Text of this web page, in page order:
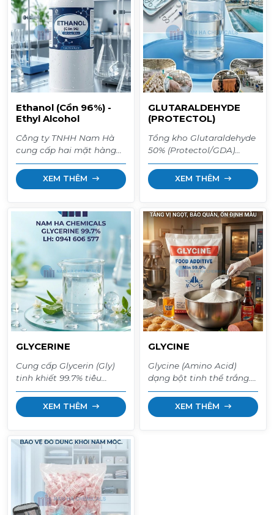
Ethanol (Cồn 96%) -
Ethyl Alcohol
Công ty TNHH Nam Hà
cung cấp hai mặt hàng
Ethanol gồm Ethanol
96% và Ethanol Absolute
(99.5%). **Để biết thêm
liên hệ 0292 3832830 –
029 2222 0512
XEM THÊM
GLUTARALDEHYDE
(PROTECTOL)
Tổng kho Glutaraldehyde
50% (Protectol/GDA)
nhập khẩu BASF
Đức/Dow Mỹ/Trung Quốc.
Thuốc sát khuẩn cực
nước, diệt nấm, virus.
Hàng phuy 220kg/Can
25kg giá sỉ. Giao hàng
toàn quốc.
XEM THÊM
GLYCERINE
Cung cấp Glycerin (Gly)
tinh khiết 99.7% tiêu
chuẩn cao: - Nhà sản
xuất: PT. Musim Mas -
Indonesia - Nhà sản
SDN BHD - Malaysia
XEM THÊM
GLYCINE
Glycine (Amino Acid)
dạng bột tinh thể trắng.
Phụ gia thực phẩm E640
tạo vị ngọt dịu, bảo quản
thịt cá. Nguyên liệu bổ
XEM THÊM